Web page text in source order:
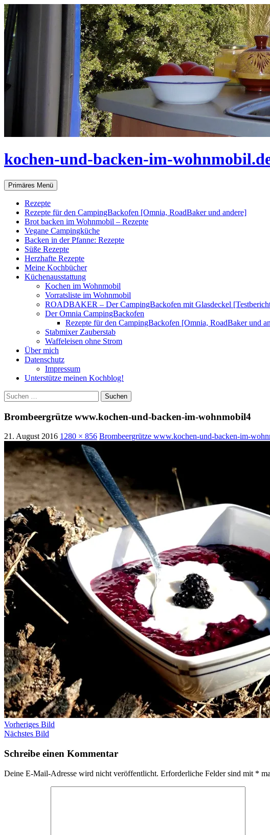
Zum
Inhalt
springen
kochen-und-backen-im-
Suchen
Primäres Menü
Rezepte
Rezepte für den CampingBackofen [Omnia, RoadBaker und andere]
Brot backen im Wohnmobil – Rezepte
Vegane Campingküche
Backen in der Pfanne: Rezepte
Süße Rezepte
Herzhafte Rezepte
Meine Kochbücher
Küchenausstattung
Kochen im Wohnmobil
Vorratsliste im Wohnmobil
ROADBAKER – Der CampingBackofen mit Glasdeckel
Der Omnia CampingBackofen
Rezepte für den CampingBackofen [Omnia, RoadBaker und
Stabmixer Zauberstab
Waffeleisen ohne Strom
Über mich
Datenschutz
Impressum
Unterstütze meinen Kochblog!
Suchen
nach:
Brombeergrütze www.kochen-und-backen-im-wohnmobil4
21. August 2016 1280 × 856 Brombeergrütze www.kochen-und-backen-im-
Vorheriges Bild
Nächstes Bild
Schreibe einen Kommentar
Deine E-Mail-Adresse wird nicht veröffentlicht. Erforderliche Felder sind mit *